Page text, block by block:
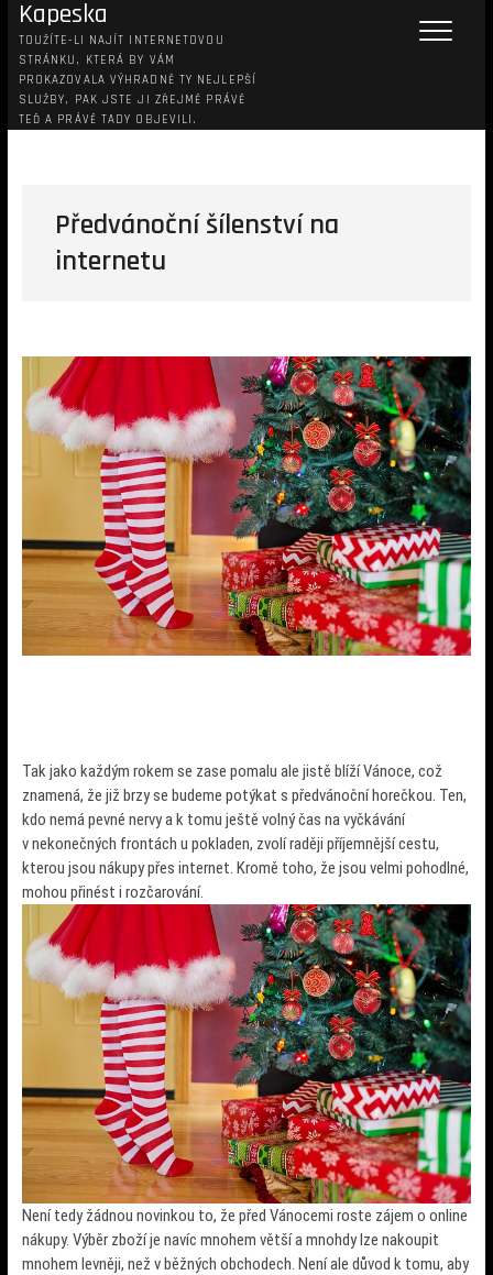
Kapeska
TOUŽÍTE-LI NAJÍT INTERNETOVOU
STRÁNKU, KTERÁ BY VÁM
PROKAZOVALA VÝHRADNĚ TY NEJLEPŠÍ
SLUŽBY, PAK JSTE JI ZŘEJMĚ PRÁVĚ
TEĎ A PRÁVĚ TADY OBJEVILI.
Předvánoční šílenství na
internetu
Tak jako každým rokem se zase pomalu ale jistě blíží Vánoce, což
znamená, že již brzy se budeme potýkat s předvánoční horečkou. Ten,
kdo nemá pevné nervy a k tomu ještě volný čas na vyčkávání
v nekonečných frontách u pokladen, zvolí raději příjemnější cestu,
kterou jsou nákupy přes internet. Kromě toho, že jsou velmi pohodlné,
mohou přinést i rozčarování.
Není tedy žádnou novinkou to, že před Vánocemi roste zájem o online
nákupy. Výběr zboží je navíc mnohem větší a mnohdy lze nakoupit
mnohem levněji, než v běžných obchodech. Není ale důvod k tomu, aby